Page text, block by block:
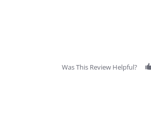
Was This Review Helpful?